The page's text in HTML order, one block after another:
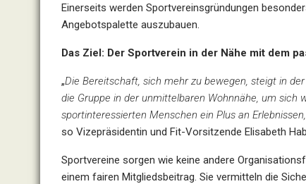
Einerseits werden Sportvereinsgründungen
Angebotspalette auszubauen.
Das Ziel: Der Sportverein in der Nähe mit dem
„Die Bereitschaft, sich mehr zu bewegen, steigt in
die Gruppe in der unmittelbaren Wohnnähe, um sich
sportinteressierten Menschen ein Plus an
so Vizepräsidentin und Fit-Vorsitzende Elisabeth
Sportvereine sorgen wie keine andere
einem fairen Mitgliedsbeitrag. Sie vermitteln die